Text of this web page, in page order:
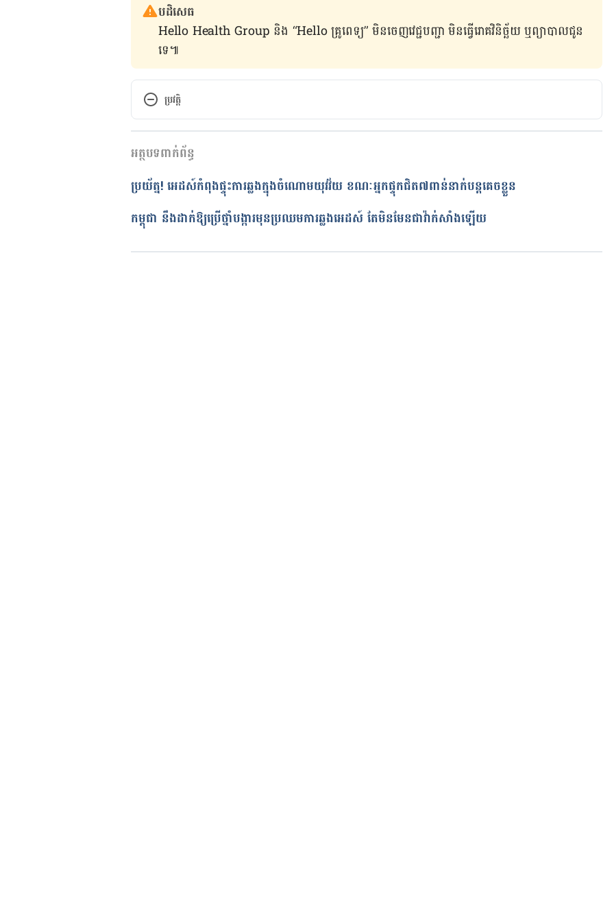
បដិសេធ
Hello Health Group និង “Hello គ្រូពេទ្យ” មិន​ចេញ​វេជ្ជបញ្ជា មិន​ធ្វើ​រោគវិនិច្ឆ័យ ឬ​ព្យាបាល​ជូន​
ទេ៕
ប្រវត្តិ
កំណែ​ប្រែបច្ចុប្បន្ន
04/09/2019
អត្ថបទ​ដោយ
ត្រួតពិនិត្យដោយ វេជ្ជ. ចាន់ ស៊ីណេត
បច្ចុប្បន្នភាពដោយ៖
អត្ថបទពាក់ព័ន្ធ
ប្រយ័ត្ន! អេដស៍កំពុងផ្ទុះការឆ្លងក្នុងចំណោមយុវវ័យ ខណៈអ្នកផ្ទុកជិត៧ពាន់នាក់បន្តគេចខ្លួន
កម្ពុជា នឹងដាក់ឱ្យប្រើថ្នាំបង្ការមុនប្រឈមការឆ្លងអេដស៍ តែមិនមែនជាវ៉ាក់សាំងឡើយ